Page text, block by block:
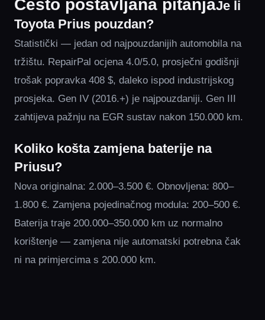
Često postavljana pitanjaJe li
Toyota Prius pouzdan?
Statistički — jedan od najpouzdanijih automobila na
tržištu. RepairPal ocjena 4.0/5.0, prosječni godišnji
trošak popravka 408 $, daleko ispod industrijskog
prosjeka. Gen IV (2016.+) je najpouzdaniji. Gen III
zahtijeva pažnju na EGR sustav nakon 150.000 km.
Koliko košta zamjena baterije na
Priusu?
Nova originalna: 2.000–3.500 €. Obnovljena: 800–
1.800 €. Zamjena pojedinačnog modula: 200–500 €.
Baterija traje 200.000–350.000 km uz normalno
korištenje — zamjena nije automatski potrebna čak
ni na primjercima s 200.000 km.